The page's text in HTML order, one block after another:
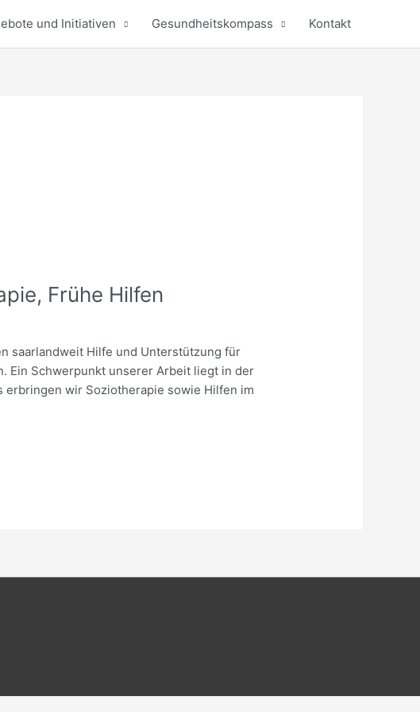
und Initiativen Gesundheitskompass Kontakt
Frühe Hilfen
saarlandweit Hilfe und Unterstützung für
Ein Schwerpunkt unserer Arbeit liegt in der
wir Soziotherapie sowie Hilfen im